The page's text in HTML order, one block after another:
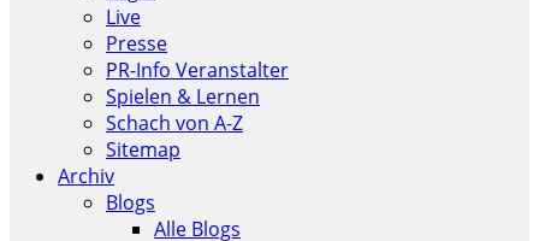
Live
Presse
PR-Info Veranstalter
Spielen & Lernen
Schach von A-Z
Sitemap
Archiv
Blogs
Alle Blogs